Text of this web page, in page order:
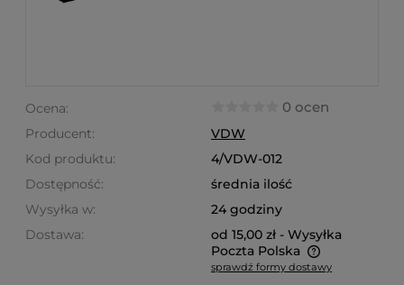
Ocena: 0 ocen
Producent:
VDW
Kod produktu:
4/VDW-012
Dostępność:
średnia ilość
Wysyłka w:
24 godziny
Dostawa:
od 15,00 zł - Wysyłka
Poczta Polska
Cena nie zawiera ewentualnych kosztów płatności
sprawdź formy dostawy